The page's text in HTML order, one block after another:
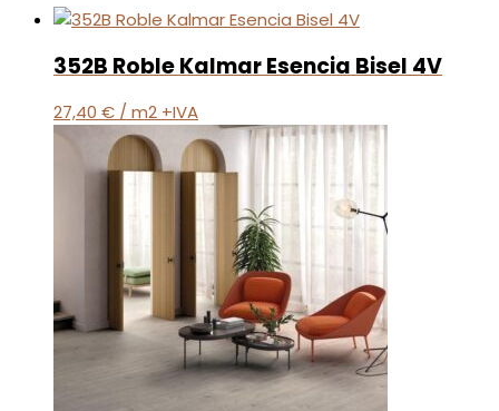
352B Roble Kalmar Esencia Bisel 4V
27,40 € / m2 +IVA